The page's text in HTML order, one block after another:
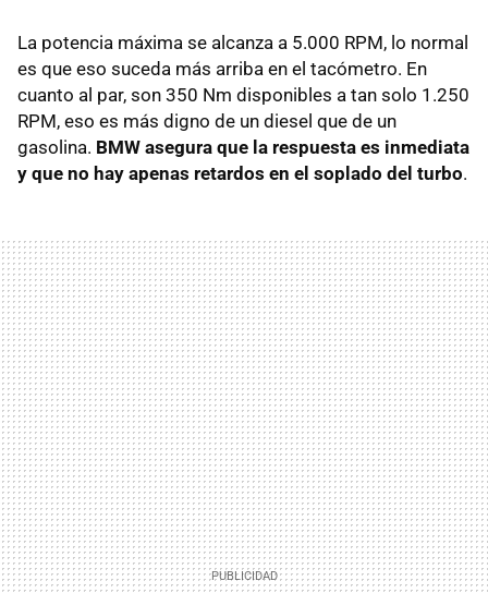
La potencia máxima se alcanza a 5.000 RPM, lo normal
es que eso suceda más arriba en el tacómetro. En
cuanto al par, son 350 Nm disponibles a tan solo 1.250
RPM, eso es más digno de un diesel que de un
gasolina. BMW asegura que la respuesta es inmediata
y que no hay apenas retardos en el soplado del turbo.